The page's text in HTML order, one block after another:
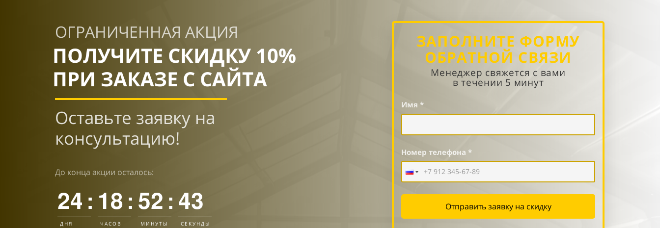
ОГРАНИЧЕННАЯ АКЦИЯ
ПОЛУЧИТЕ СКИДКУ 10%
ПРИ ЗАКАЗЕ С САЙТА
Оставьте заявку на
консультацию!
До конца акции осталось:
24:
ДНЯ
18:
ЧАСОВ
52:
МИНУТЫ
42
СЕКУНДЫ
ЗАПОЛНИТЕ ФОРМУ
ОБРАТНОЙ СВЯЗИ
Менеджер свяжется с вами
в течении 5 минут
Имя *
Номер телефона *
Отправить заявку на скидку